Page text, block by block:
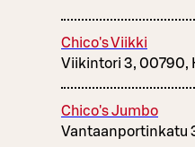
Chico's Viikki
Viikintori 3, 00790,
Chico's Jumbo
Vantaanportinkatu